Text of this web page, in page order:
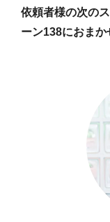
依頼者様の次の
ーン138におまか